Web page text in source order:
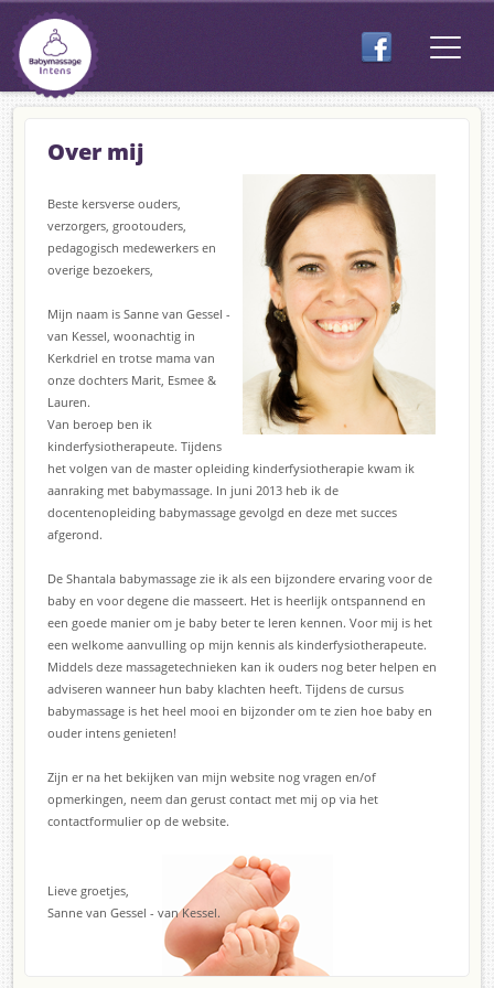
Over mij
Beste kersverse ouders,
verzorgers, grootouders,
pedagogisch medewerkers en
overige bezoekers,
Mijn naam is Sanne van Gessel -
van Kessel, woonachtig in
Kerkdriel en trotse mama van
onze dochters Marit, Esmee &
Lauren.
Van beroep ben ik
kinderfysiotherapeute. Tijdens
het volgen van de master opleiding kinderfysiotherapie kwam ik
aanraking met babymassage. In juni 2013 heb ik de
docentenopleiding babymassage gevolgd en deze met succes
afgerond.
De Shantala babymassage zie ik als een bijzondere ervaring voor de
baby en voor degene die masseert. Het is heerlijk ontspannend en
een goede manier om je baby beter te leren kennen. Voor mij is het
een welkome aanvulling op mijn kennis als kinderfysiotherapeute.
Middels deze massagetechnieken kan ik ouders nog beter helpen en
adviseren wanneer hun baby klachten heeft. Tijdens de cursus
babymassage is het heel mooi en bijzonder om te zien hoe baby en
ouder intens genieten!
Zijn er na het bekijken van mijn website nog vragen en/of
opmerkingen, neem dan gerust contact met mij op via het
contactformulier op de website.
Lieve groetjes,
Sanne van Gessel - van Kessel.